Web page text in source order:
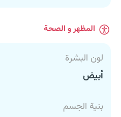
المظهر و الصحة
لون البشرة
أبيض
بنية الجسم